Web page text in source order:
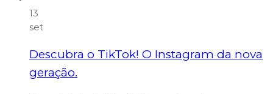
13
set
Descubra o TikTok! O Instagram da nova
geração.